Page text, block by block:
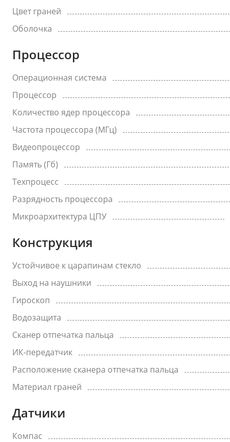
Цвет граней
Оболочка
Процессор
Операционная система
Процессор
Количество ядер процессора
Частота процессора (МГц)
Видеопроцессор
Память (Гб)
Техпроцесс
Разрядность процессора
Микроархитектура ЦПУ
Конструкция
Устойчивое к царапинам стекло
Выход на наушники
Гироскоп
Водозащита
Сканер отпечатка пальца
ИК-передатчик
Расположение сканера отпечатка пальца
Материал граней
Датчики
Компас